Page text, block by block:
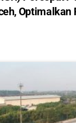
Optimalkan